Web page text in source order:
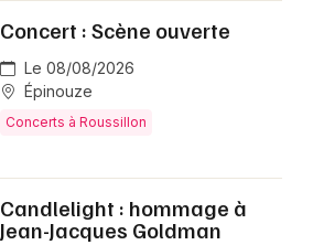
Concert : Scène ouverte
Le 08/08/2026
Épinouze
Concerts à Roussillon
Candlelight : hommage à
Jean-Jacques Goldman